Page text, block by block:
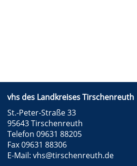
vhs des Landkreises Tirschenreuth
St.-Peter-Straße 33
95643 Tirschenreuth
Telefon 09631 88205
Fax 09631 88306
E-Mail: vhs@tirschenreuth.de